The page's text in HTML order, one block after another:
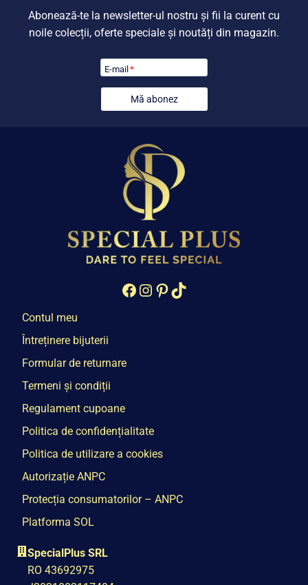
Abonează-te la newsletter-ul nostru și fii la curent cu
noile colecții, oferte speciale și noutăți din magazin.
E-mail *
Mă abonez
Facebook
Instagram
Pinterest
TikTok
Contul meu
Întreținere bijuterii
Formular de returnare
Termeni și condiții
Regulament cupoane
Politica de confidențialitate
Politica de utilizare a cookies
Autorizație ANPC
Protecția consumatorilor – ANPC
Platforma SOL
SpecialPlus SRL
RO 43692975